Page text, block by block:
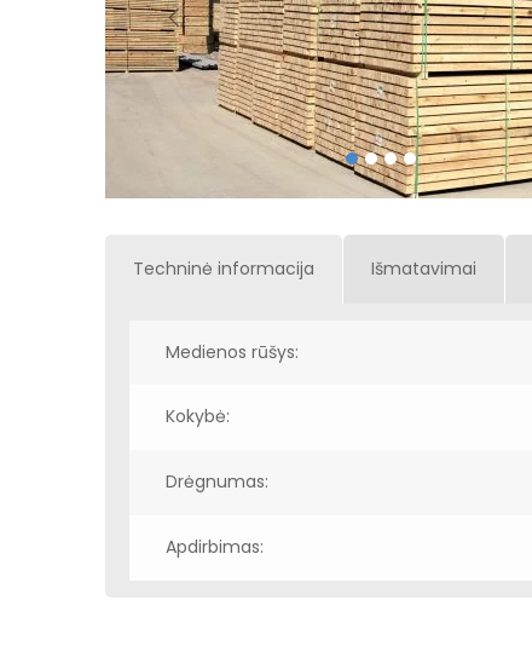
Techninė informacija Išmatavimai
Medienos rūšys:
Kokybė:
Drėgnumas:
Apdirbimas: